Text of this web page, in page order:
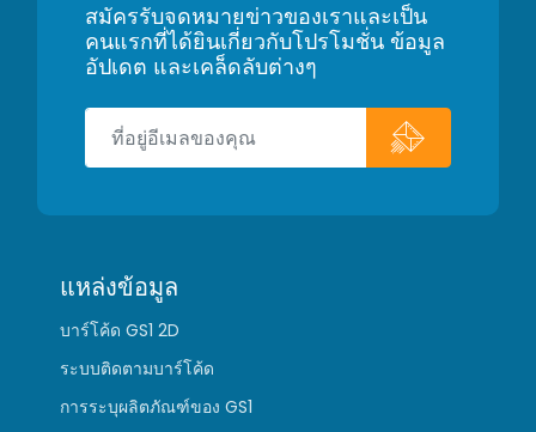
สมัครรับจดหมายข่าวของเราและเป็น
คนแรกที่ได้ยินเกี่ยวกับโปรโมชั่น ข้อมูล
อัปเดต และเคล็ดลับต่างๆ
แหล่งข้อมูล
บาร์โค้ด GS1 2D
ระบบติดตามบาร์โค้ด
การระบุผลิตภัณฑ์ของ GS1